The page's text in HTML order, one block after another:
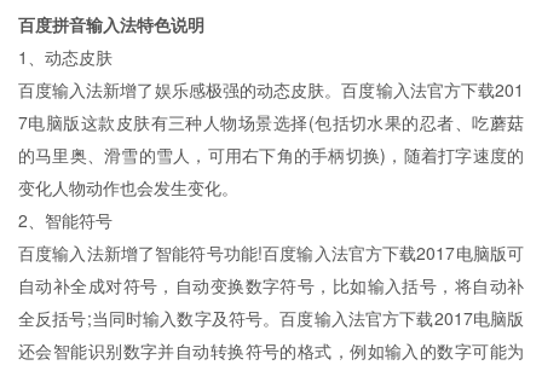
百度拼音输入法特色说明
1、动态皮肤
百度输入法新增了娱乐感极强的动态皮肤。百度输入法官方下载201
7电脑版这款皮肤有三种人物场景选择(包括切水果的忍者、吃蘑菇
的马里奥、滑雪的雪人，可用右下角的手柄切换)，随着打字速度的
变化人物动作也会发生变化。
2、智能符号
百度输入法新增了智能符号功能!百度输入法官方下载2017电脑版可
自动补全成对符号，自动变换数字符号，比如输入括号，将自动补
全反括号;当同时输入数字及符号。百度输入法官方下载2017电脑版
还会智能识别数字并自动转换符号的格式，例如输入的数字可能为